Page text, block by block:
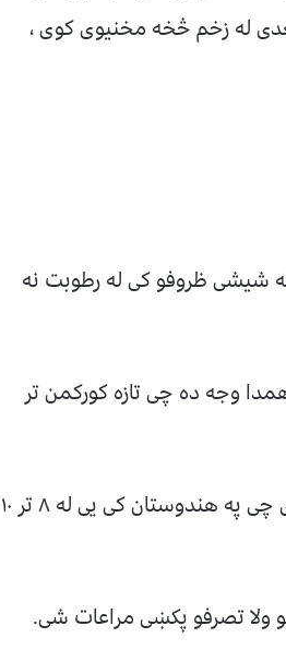
له زخم څخه مخنیوی کوی ،
شیشی ظروفو کی له رطوبت نه
وجه ده چی تازه کورکمن تر
۴ ورځنی مصرف د لویانو لپاره تر ۳ ګرامو پوری ښودل شوی دی چی په هندوستان کی یی له ۸ تر ۱۰
ولا تصرفو پکښی مراعات شی.